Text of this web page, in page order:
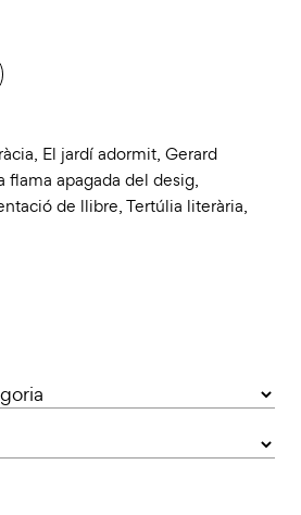
, El jardí adormit, Gerard
flama apagada del desig,
de llibre,Tertúlia literària,